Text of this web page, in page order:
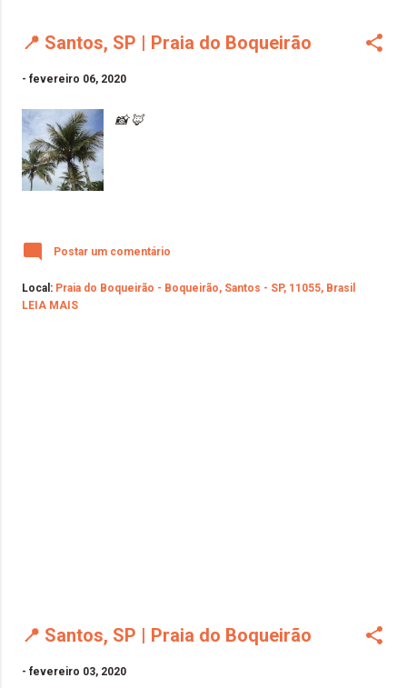
📍 Santos, SP | Praia do Boqueirão
- fevereiro 06, 2020
📸 🦊
Postar um comentário
Local: Praia do Boqueirão - Boqueirão, Santos - SP, 11055, Brasil
LEIA MAIS
📍 Santos, SP | Praia do Boqueirão
- fevereiro 03, 2020